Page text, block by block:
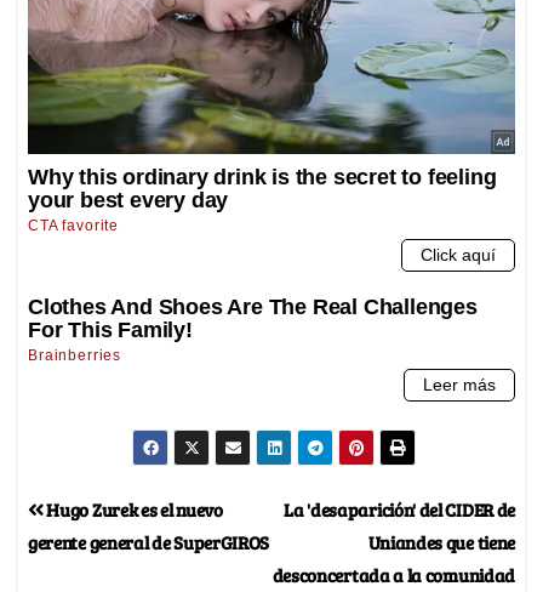
La 'desaparición' del CIDER de
Uniandes que tiene
desconcertada a la comunidad
Hugo Zurek es el nuevo
gerente general de SuperGIROS